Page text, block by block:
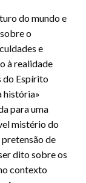
do mundo e
o
e
à realidade
do Espírito
história»
para uma
mistério do
de
dito sobre os
contexto